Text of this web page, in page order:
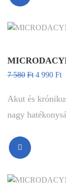
7 580 Ft 4 990 Ft
Akut és
nagy